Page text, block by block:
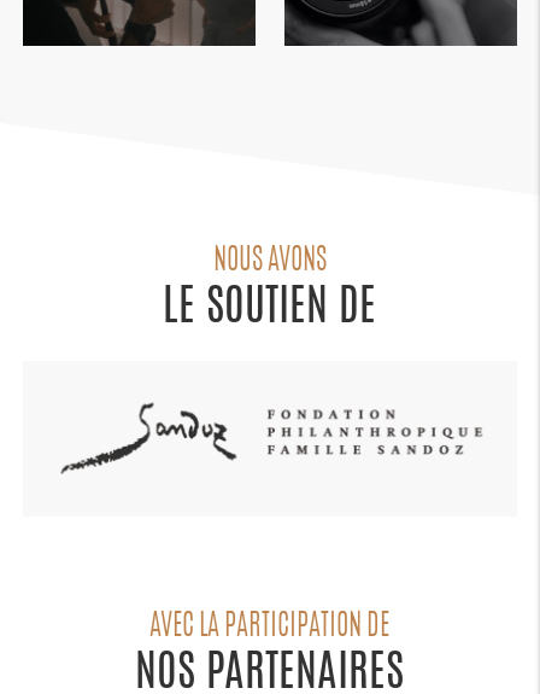
NOUS AVONS
LE SOUTIEN DE
AVEC LA PARTICIPATION DE
NOS PARTENAIRES